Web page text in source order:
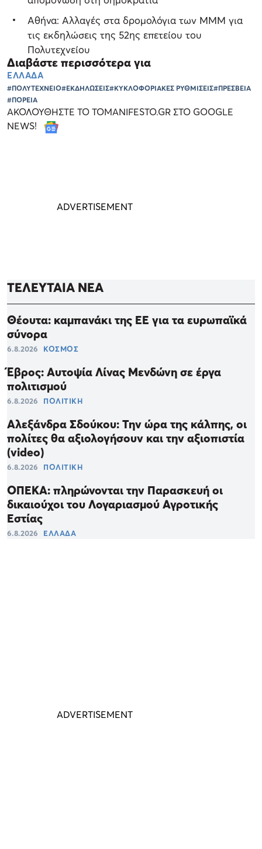
Αθήνα: Αλλαγές στα δρομολόγια των ΜΜΜ για
τις εκδηλώσεις της 52ης επετείου του
Πολυτεχνείου
Διαβάστε περισσότερα για
ΕΛΛΑΔΑ
#ΠΟΛΥΤΕΧΝΕΙΟ#ΕΚΔΗΛΩΣΕΙΣ#ΚΥΚΛΟΦΟΡΙΑΚΕΣ ΡΥΘΜΙΣΕΙΣ#ΠΡΕΣΒΕΙΑ
#ΠΟΡΕΙΑ
ΑΚΟΛΟΥΘΗΣΤΕ ΤΟ TOMANIFESTO.GR ΣΤΟ GOOGLE
NEWS!
ΤΕΛΕΥΤΑΙΑ ΝΕΑ
Θέουτα: καμπανάκι της ΕΕ για τα ευρωπαϊκά
σύνορα
6.8.2026 ΚΟΣΜΟΣ
Έβρος: Αυτοψία Λίνας Μενδώνη σε έργα
πολιτισμού
6.8.2026 ΠΟΛΙΤΙΚΗ
Αλεξάνδρα Σδούκου: Την ώρα της κάλπης, οι
πολίτες θα αξιολογήσουν και την αξιοπιστία
(video)
6.8.2026 ΠΟΛΙΤΙΚΗ
ΟΠΕΚΑ: πληρώνονται την Παρασκευή οι
δικαιούχοι του Λογαριασμού Αγροτικής
Εστίας
6.8.2026 ΕΛΛΑΔΑ